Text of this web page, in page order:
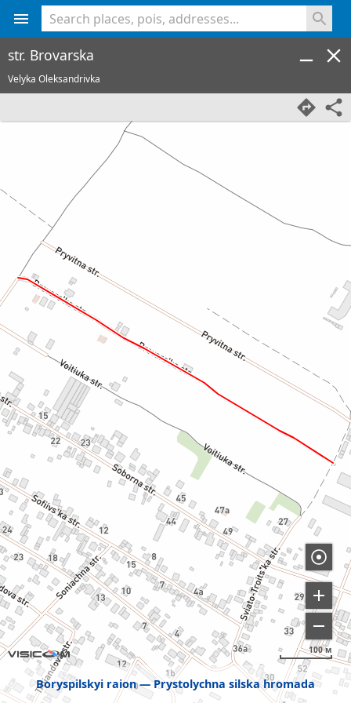
Boryspilskyi raion Prystolychna silska hromada
100 м
str. Brovarska
Velyka Oleksandrivka
<% console.log(hcard) %>